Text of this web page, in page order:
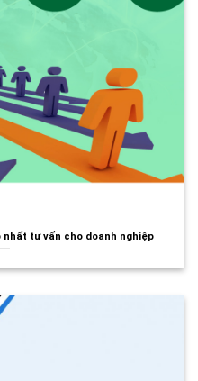
tư vấn cho doanh nghiệp